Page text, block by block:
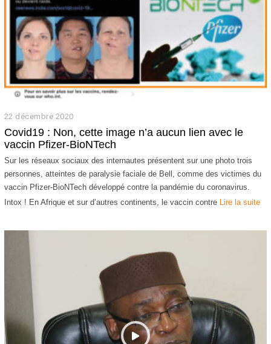
22 décembre 2020
j
a
n
v
i
e
r
Covid19 : Non, cette image n’a aucun lien avec le
vaccin Pfizer-BioNTech
Sur les réseaux sociaux des internautes présentent sur une photo trois
personnes, atteintes de paralysie faciale de Bell, comme des victimes du
vaccin Pfizer-BioNTech développé contre la pandémie du coronavirus.
Intox ! En Afrique et sur d’autres continents, le vaccin contre
Lire la suite